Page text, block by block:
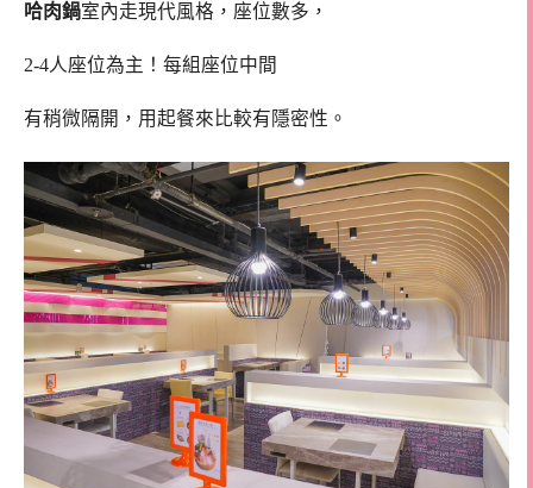
哈肉鍋室內走現代風格，座位數多，
2-4人座位為主！每組座位中間
有稍微隔開，用起餐來比較有隱密性。